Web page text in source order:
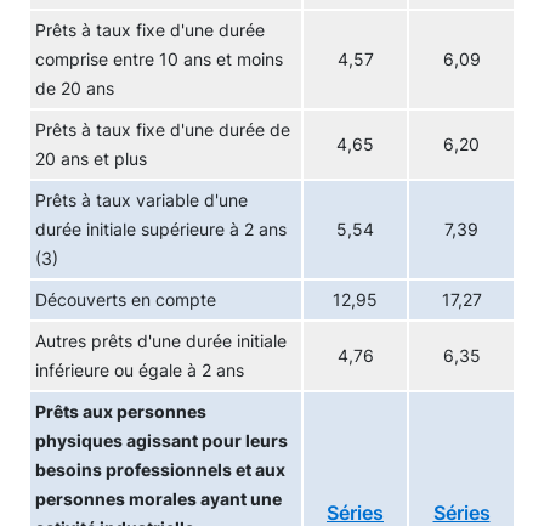
Prêts à taux fixe d'une durée
comprise entre 10 ans et moins
de 20 ans
4,57 6,09
Prêts à taux fixe d'une durée de
20 ans et plus
4,65 6,20
Prêts à taux variable d'une
durée initiale supérieure à 2 ans
(3)
5,54 7,39
Découverts en compte 12,95 17,27
Autres prêts d'une durée initiale
inférieure ou égale à 2 ans
4,76 6,35
Prêts aux personnes
physiques agissant pour leurs
besoins professionnels et aux
personnes morales ayant une
Séries Séries